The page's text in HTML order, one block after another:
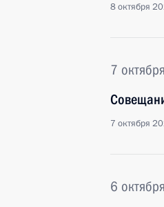
8 октября
7
7 октября
6